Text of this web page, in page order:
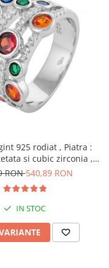
925 rodiat , Piatra :
zirconia ,
Culoare : multicolor , Sonis Silver
RON540,89 RON
IN STOC